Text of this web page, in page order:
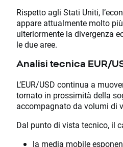
Rispetto agli Stati Uniti,
appare attualmente molto
ulteriormente la divergenza
le due aree.
Analisi tecnica EUR/
L’EUR/USD continua a
tornato in prossimità della
accompagnato da volumi di
Dal punto di vista tecnico, il
la media mobile